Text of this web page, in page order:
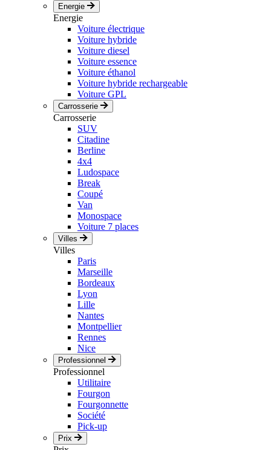
Energie
Energie
Voiture électrique
Voiture hybride
Voiture diesel
Voiture essence
Voiture éthanol
Voiture hybride rechargeable
Voiture GPL
Carrosserie
Carrosserie
SUV
Citadine
Berline
4x4
Ludospace
Break
Coupé
Van
Monospace
Voiture 7 places
Villes
Villes
Paris
Marseille
Bordeaux
Lyon
Lille
Nantes
Montpellier
Rennes
Nice
Professionnel
Professionnel
Utilitaire
Fourgon
Fourgonnette
Société
Pick-up
Prix